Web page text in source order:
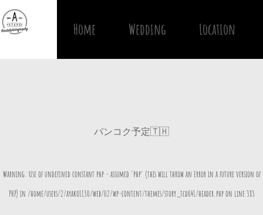
Home Wedding Location
バンコク予定🇹🇭
Warning: Use of undefined constant php - assumed 'php' (this will throw an Error in a future version of
PHP) in /home/users/2/ayako1130/web/02/wp-content/themes/story_tcd041/header.phpon line 383